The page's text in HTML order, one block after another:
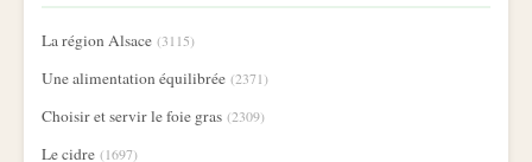
La région Alsace (3115)
Une alimentation équilibrée (2371)
Choisir et servir le foie gras (2309)
Le cidre (1697)